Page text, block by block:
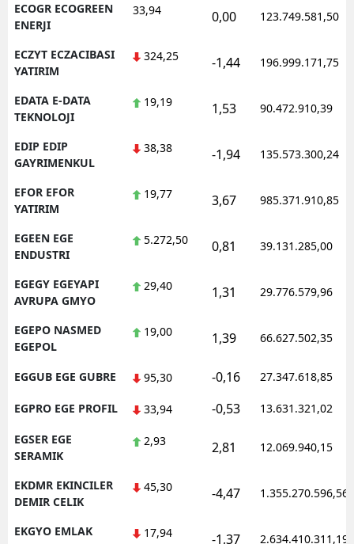
ECOGR ECOGREEN
ENERJI
33,94 0,00 123.749.581,50
ECZYT ECZACIBASI
YATIRIM
324,25 -1,44 196.999.171,75
EDATA E-DATA
TEKNOLOJI
19,19 1,53 90.472.910,39
EDIP EDIP
GAYRIMENKUL
38,38 -1,94 135.573.300,24
EFOR EFOR
YATIRIM
19,77 3,67 985.371.910,85
EGEEN EGE
ENDUSTRI
5.272,50 0,81 39.131.285,00
EGEGY EGEYAPI
AVRUPA GMYO
29,40 1,31 29.776.579,96
EGEPO NASMED
EGEPOL
19,00 1,39 66.627.502,35
EGGUB EGE GUBRE 95,30 -0,16 27.347.618,85
EGPRO EGE PROFIL 33,94 -0,53 13.631.321,02
EGSER EGE
SERAMIK
2,93 2,81 12.069.940,15
EKDMR EKINCILER
DEMIR CELIK
45,30 -4,47 1.355.270.596,56
EKGYO EMLAK
17,94 -1,37 2.634.410.311,19